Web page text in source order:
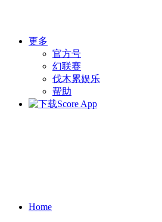
更多
官方号
幻联赛
伐木累娱乐
帮助
Home